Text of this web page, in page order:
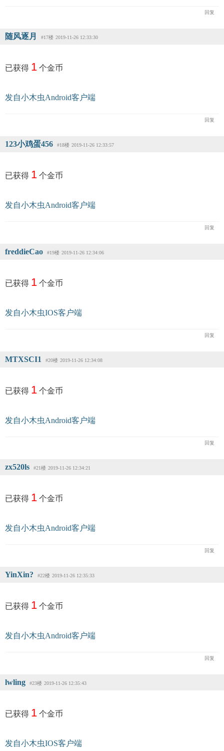
回复
随风逐月 #17楼 2019-11-26 12:33:30
已获得 1 个金币
发自小木虫Android客户端
回复
123小鸡蛋456 #18楼 2019-11-26 12:33:57
已获得 1 个金币
发自小木虫Android客户端
回复
freddieCao #19楼 2019-11-26 12:34:06
已获得 1 个金币
发自小木虫IOS客户端
回复
MTXSCI1 #20楼 2019-11-26 12:34:08
已获得 1 个金币
发自小木虫Android客户端
回复
zx520ls #21楼 2019-11-26 12:34:21
已获得 1 个金币
发自小木虫Android客户端
回复
YinXin? #22楼 2019-11-26 12:35:33
已获得 1 个金币
发自小木虫Android客户端
回复
lwling #23楼 2019-11-26 12:35:43
已获得 1 个金币
发自小木虫IOS客户端